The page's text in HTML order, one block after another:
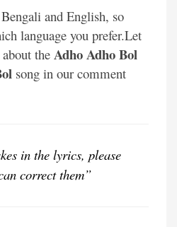
and English, so
language you prefer.Let
theAdho Adho Bol
song in our comment
in the lyrics, please
correct them”